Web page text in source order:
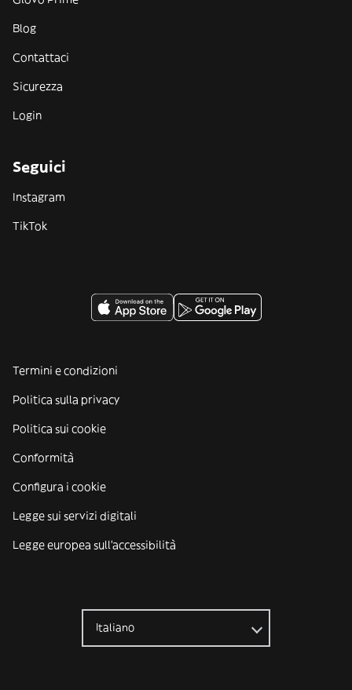
Blog
Contattaci
Sicurezza
Login
Seguici
Instagram
TikTok
Termini e condizioni
Politica sulla privacy
Politica sui cookie
Conformità
Configura i cookie
Legge sui servizi digitali
Legge europea sull'accessibilità